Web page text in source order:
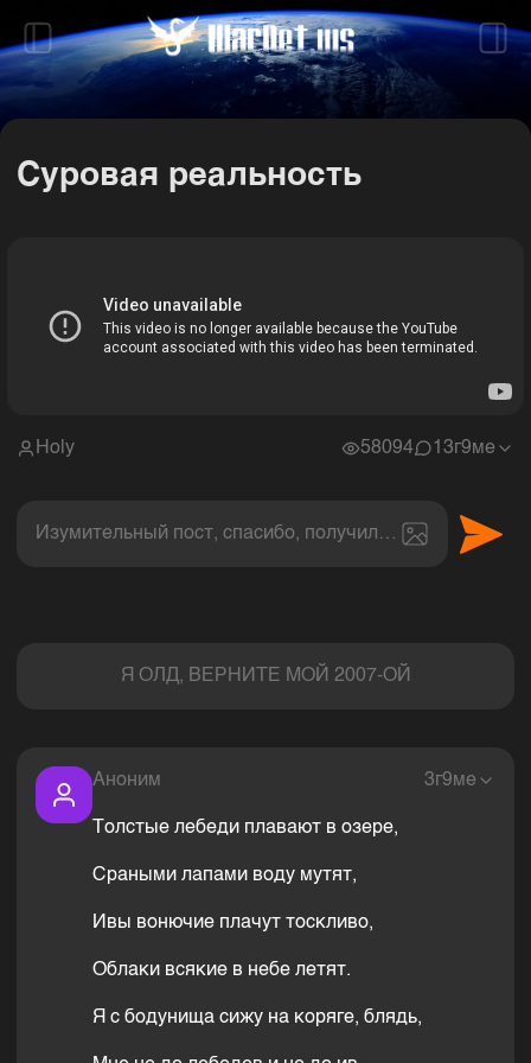
Суровая реальность
Holy 58094 1 3г9ме
Изумительный пост, спасибо, получил величайшее
Я ОЛД, ВЕРНИТЕ МОЙ 2007-ОЙ
Аноним 3г9ме
Толстые лебеди плавают в озере,
Сраными лапами воду мутят,
Ивы вонючие плачут тоскливо,
Облаки всякие в небе летят.
Я с бодунища сижу на коряге, блядь,